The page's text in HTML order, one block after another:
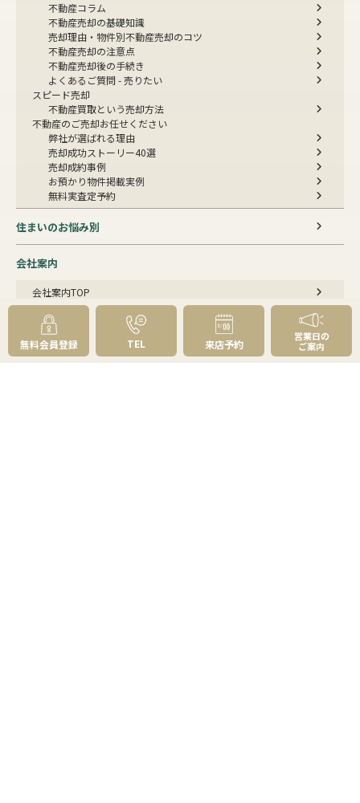
不動産コラム
不動産売却の基礎知識
売却理由・物件別不動産売却のコツ
不動産売却の注意点
不動産売却後の手続き
よくあるご質問 - 売りたい
スピード売却
不動産買取という売却方法
不動産のご売却お任せください
弊社が選ばれる理由
売却成功ストーリー40選
売却成約事例
お預かり物件掲載実例
無料実査定予約
住まいのお悩み別
会社案内
会社案内TOP
私たちについて
アクセス
受賞歴
センチュリー21とは
スタッフ紹介
無料会員登録 TEL 来店予約
営業日の
ご案内